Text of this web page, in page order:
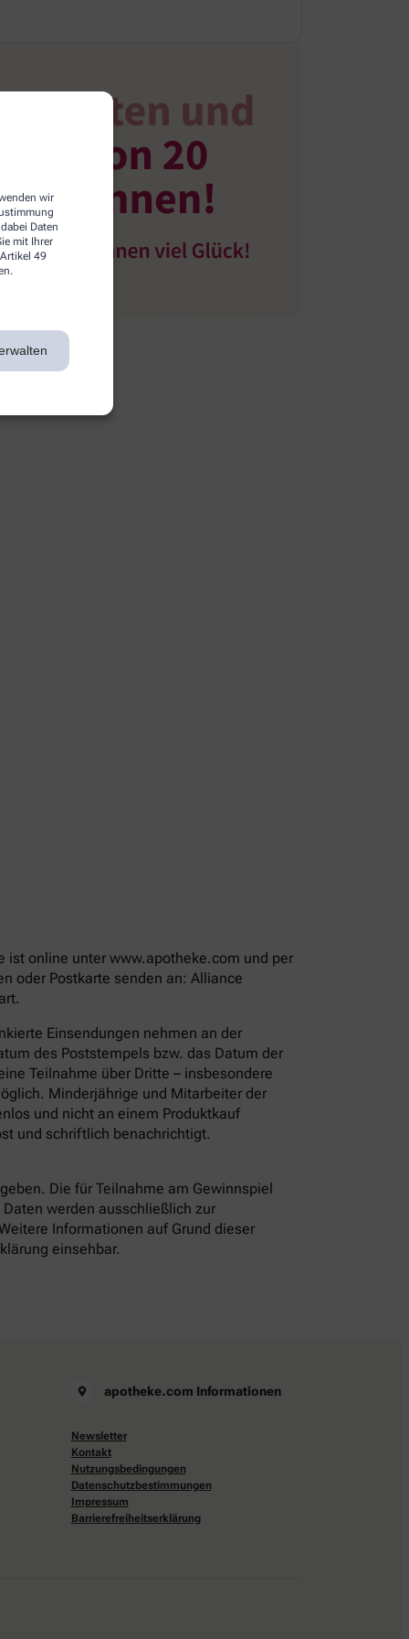
wir
Daten
mit Ihrer
49
ist online unter www.apotheke.com und per
oder Postkarte senden an: Alliance
Einsendungen nehmen an der
des Poststempels bzw. das Datum der
Teilnahme über Dritte – insbesondere
Minderjährige und Mitarbeiter der
und nicht an einem Produktkauf
und schriftlich benachrichtigt.
Die für Teilnahme am Gewinnspiel
werden ausschließlich zur
Informationen auf Grund dieser
einsehbar.
apotheke.com Informationen
Newsletter
Kontakt
Nutzungsbedingungen
Datenschutzbestimmungen
Impressum
Barrierefreiheitserklärung